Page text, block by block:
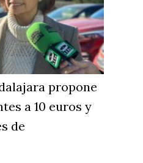
propone
a 10 euros y
de